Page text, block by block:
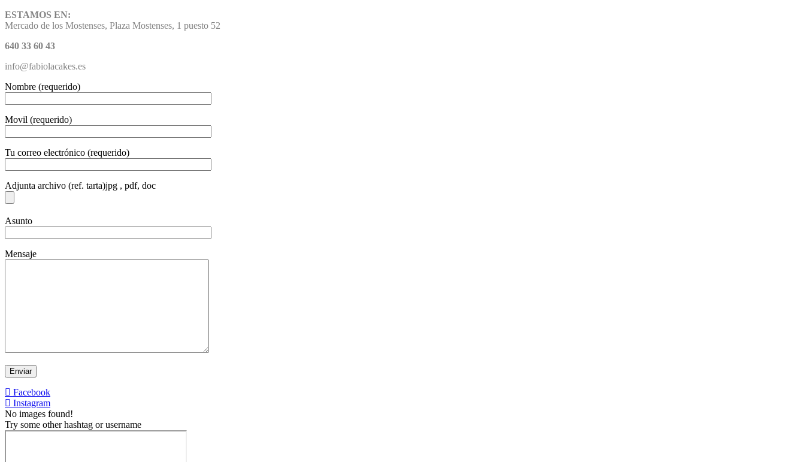
ESTAMOS EN:
Mercado de los Mostenses, Plaza Mostenses, 1 puesto 52
640 33 60 43
info@fabiolacakes.es
Nombre (requerido)
Movil (requerido)
Tu correo electrónico (requerido)
Adjunta archivo (ref. tarta)jpg , pdf, doc
Asunto
Mensaje
Facebook
Instagram
No images found!
Try some other hashtag or username